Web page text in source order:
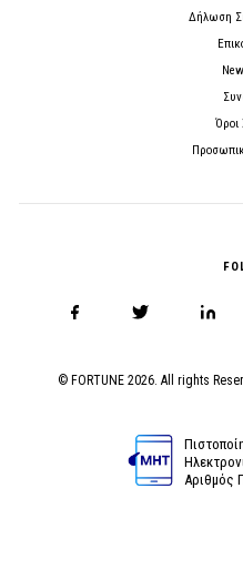
Δήλωση
Όροι
© FORTUNE 2026. All rights
Αριθμός